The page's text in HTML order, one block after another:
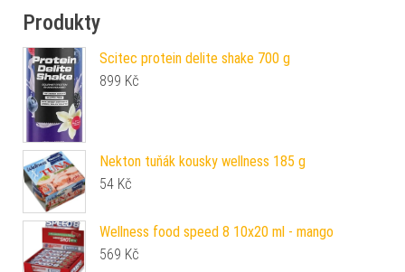
Produkty
Scitec protein delite shake 700 g
899 Kč
Nekton tuňák kousky wellness 185 g
54 Kč
Wellness food speed 8 10x20 ml - mango
569 Kč